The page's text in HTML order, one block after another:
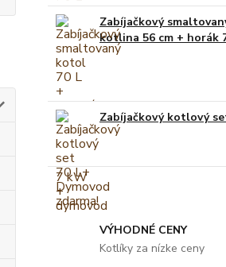
Zabíjačkový
kotlina 56 cm + horák
Zabíjačkový kotlový
VÝHODNÉ CENY
Kotlíky za nízke ceny